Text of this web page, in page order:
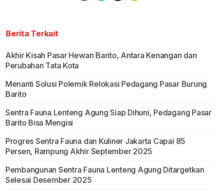
Berita Terkait
Akhir Kisah Pasar Hewan Barito, Antara Kenangan dan
Perubahan Tata Kota
Menanti Solusi Polemik Relokasi Pedagang Pasar Burung
Barito
Sentra Fauna Lenteng Agung Siap Dihuni, Pedagang Pasar
Barito Bisa Mengisi
Progres Sentra Fauna dan Kuliner Jakarta Capai 85
Persen, Rampung Akhir September 2025
Pembangunan Sentra Fauna Lenteng Agung Ditargetkan
Selesai Desember 2025